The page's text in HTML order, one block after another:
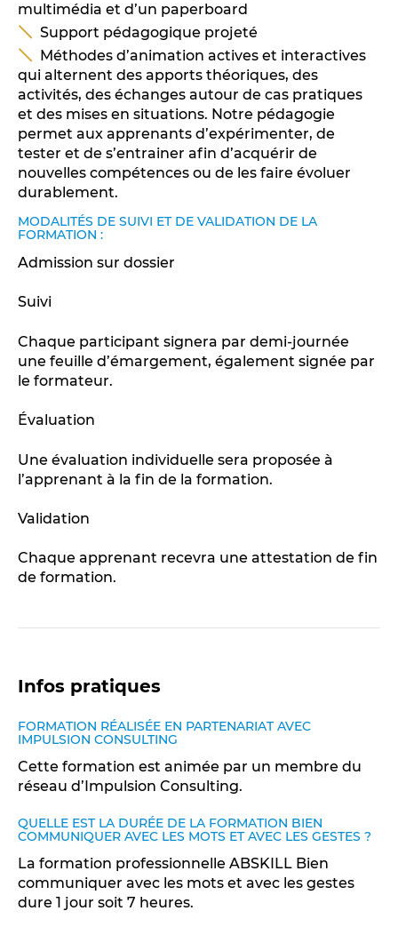
multimédia et d’un paperboard
Support pédagogique projeté
Méthodes d’animation actives et interactives
qui alternent des apports théoriques, des
activités, des échanges autour de cas pratiques
et des mises en situations. Notre pédagogie
permet aux apprenants d’expérimenter, de
tester et de s’entrainer afin d’acquérir de
nouvelles compétences ou de les faire évoluer
durablement.
MODALITÉS DE SUIVI ET DE VALIDATION DE LA
FORMATION :
Admission sur dossier
Suivi
Chaque participant signera par demi-journée
une feuille d’émargement, également signée par
le formateur.
Évaluation
Une évaluation individuelle sera proposée à
l’apprenant à la fin de la formation.
Validation
Chaque apprenant recevra une attestation de fin
de formation.
Infos pratiques
FORMATION RÉALISÉE EN PARTENARIAT AVEC
IMPULSION CONSULTING
Cette formation est animée par un membre du
réseau d’Impulsion Consulting.
QUELLE EST LA DURÉE DE LA FORMATION BIEN
COMMUNIQUER AVEC LES MOTS ET AVEC LES GESTES ?
La formation professionnelle ABSKILL Bien
communiquer avec les mots et avec les gestes
dure 1 jour soit 7 heures.